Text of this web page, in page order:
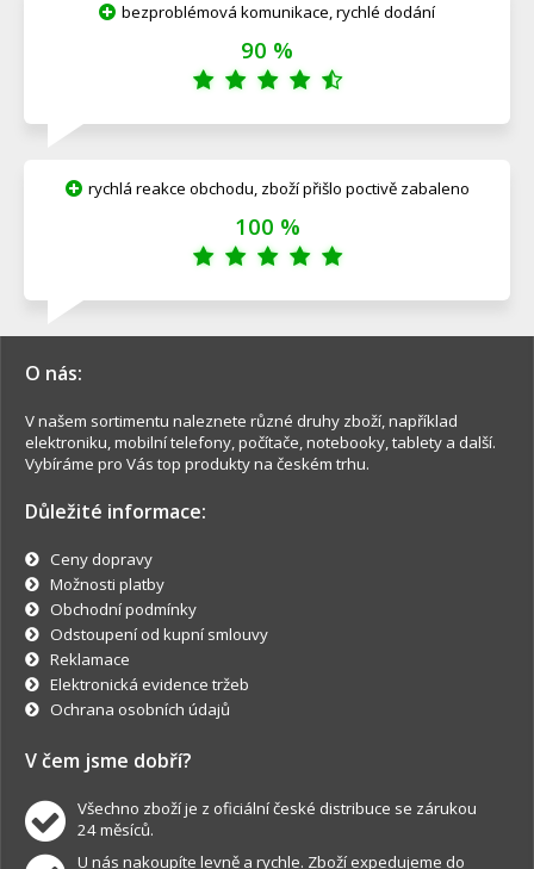
bezproblémová komunikace, rychlé dodání
90 %
rychlá reakce obchodu, zboží přišlo poctivě zabaleno
100 %
O nás:
V našem sortimentu naleznete různé druhy zboží, například
elektroniku, mobilní telefony, počítače, notebooky, tablety a další.
Vybíráme pro Vás top produkty na českém trhu.
Důležité informace:
Ceny dopravy
Možnosti platby
Obchodní podmínky
Odstoupení od kupní smlouvy
Reklamace
Elektronická evidence tržeb
Ochrana osobních údajů
V čem jsme dobří?
Všechno zboží je z oficiální české distribuce se zárukou
24 měsíců.
U nás nakoupíte levně a rychle. Zboží expedujeme do